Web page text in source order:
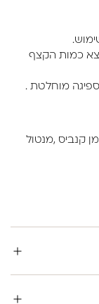
כמות הקצף
מוחלטת .
קנביס ,מנטול